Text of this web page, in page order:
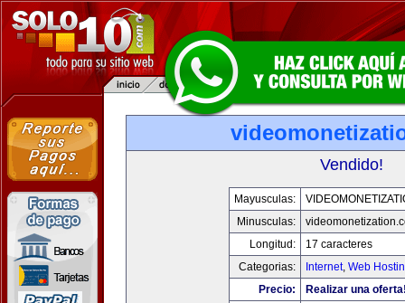
Vendido!
Mayusculas:
Minusculas:
Longitud:
17 caracteres
Categorias:
Internet, Web
Precio:
Realizar una